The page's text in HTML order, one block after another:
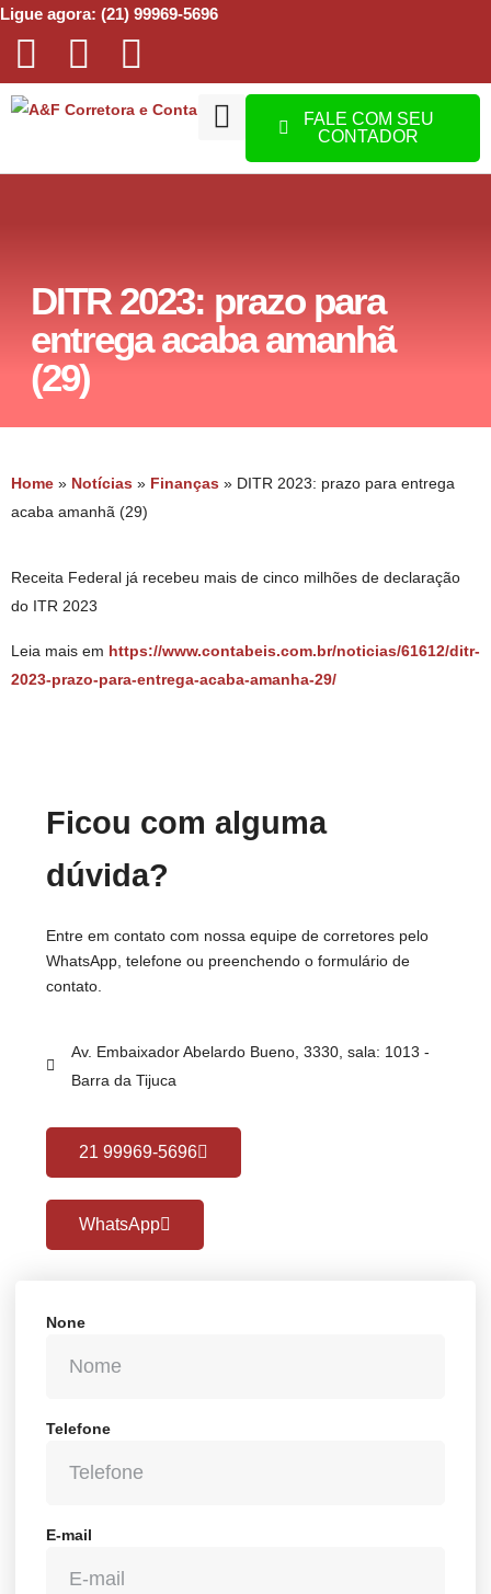
Ligue agora: (21) 99969-5696
FALE COM SEU
CONTADOR
DITR 2023: prazo para
entrega acaba amanhã
(29)
Home » Notícias » Finanças » DITR 2023: prazo para entrega
acaba amanhã (29)
Receita Federal já recebeu mais de cinco milhões de declaração
do ITR 2023
Leia mais em https://www.contabeis.com.br/noticias/61612/ditr-
2023-prazo-para-entrega-acaba-amanha-29/
Ficou com alguma
dúvida?
Entre em contato com nossa equipe de corretores pelo
WhatsApp, telefone ou preenchendo o formulário de
contato.
Av. Embaixador Abelardo Bueno, 3330, sala: 1013 -
Barra da Tijuca
21 99969-5696
WhatsApp
None
Telefone
E-mail